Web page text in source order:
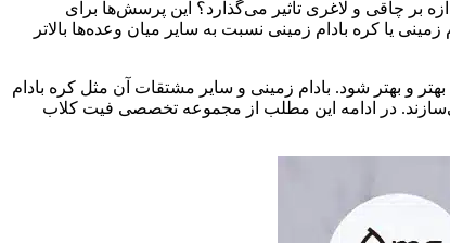
بر چاقی و لاغری تاثیر می‌گذارد؟ این پرسش‌ها برای
یا کره بادام زمینی نسبت به سایر میان وعده‌ها بالاتر
و بهتر شود. بادام زمینی و سایر مشتقات آن مثل کره بادام
می‌سازند. در ادامه این مطلب از مجموعه تخصصی فیت کلاب